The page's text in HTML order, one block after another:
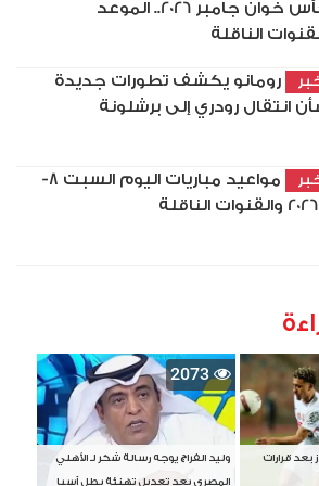
بكأس خوان جامبر 2026.. الموعد
الناقلة
رومانو يكشف تطورات جديدة
انتقال رودري إلى برشلونة
مواعيد مباريات اليوم السبت 8-
بعد قرارات
2073
وليد الفراج يوجه رسالة شكر لـ الأهلي
المصري بعد تعديل تهنئة بطل آسيا